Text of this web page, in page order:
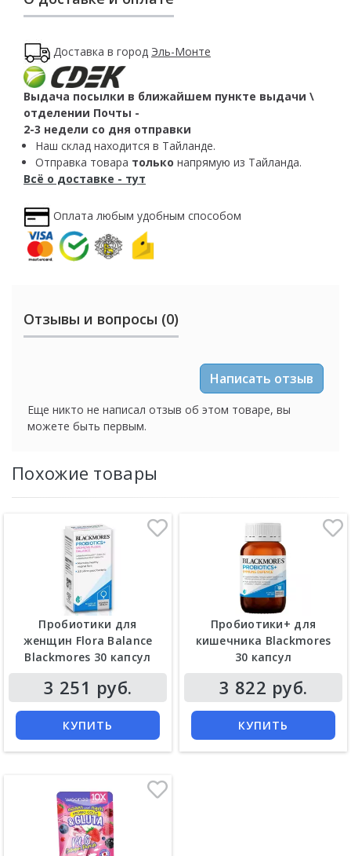
Доставка в город Эль-Монте
Выдача посылки в ближайшем пункте выдачи \
отделении Почты -
2-3 недели со дня отправки
Наш склад находится в Тайланде.
Отправка товара только напрямую из Тайланда.
Всё о доставке - тут
Оплата любым удобным способом
Отзывы и вопросы (0)
Написать отзыв
Еще никто не написал отзыв об этом товаре, вы
можете быть первым.
Похожие товары
Пробиотики для
женщин Flora Balance
Blackmores 30 капсул
3 251 руб.
КУПИТЬ
Пробиотики+ для
кишечника Blackmores
30 капсул
3 822 руб.
КУПИТЬ